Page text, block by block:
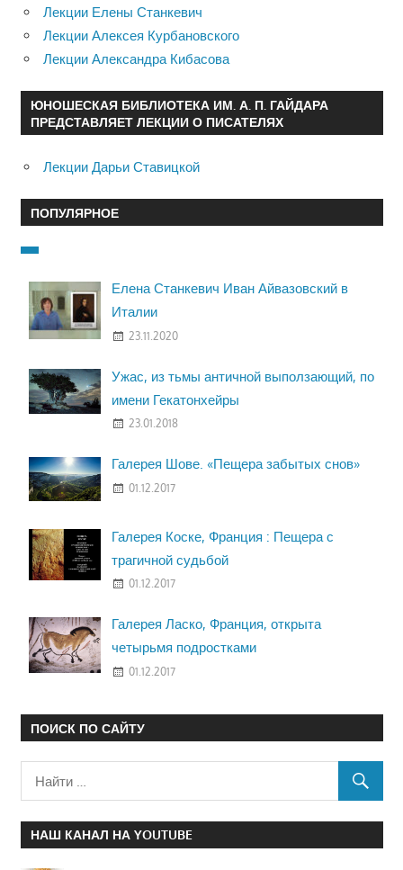
Лекции Елены Станкевич
Лекции Алексея Курбановского
Лекции Александра Кибасова
ЮНОШЕСКАЯ БИБЛИОТЕКА ИМ. А. П. ГАЙДАРА
ПРЕДСТАВЛЯЕТ ЛЕКЦИИ О ПИСАТЕЛЯХ
Лекции Дарьи Ставицкой
ПОПУЛЯРНОЕ
Елена Станкевич Иван Айвазовский в
Италии
23.11.2020
Ужас, из тьмы античной выползающий, по
имени Гекатонхейры
23.01.2018
Галерея Шове. «Пещера забытых снов»
01.12.2017
Галерея Коске, Франция : Пещера с
трагичной судьбой
01.12.2017
Галерея Ласко, Франция, открыта
четырьмя подростками
01.12.2017
ПОИСК ПО САЙТУ
НАШ КАНАЛ НА YOUTUBE